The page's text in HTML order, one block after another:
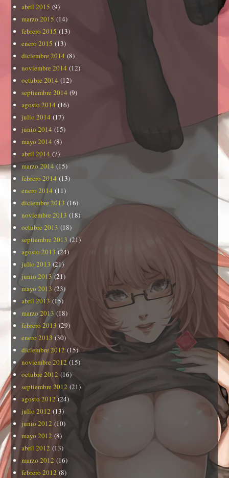
abril 2015 (9)
marzo 2015 (14)
febrero 2015 (13)
enero 2015 (13)
diciembre 2014 (8)
noviembre 2014 (12)
octubre 2014 (12)
septiembre 2014 (9)
agosto 2014 (16)
julio 2014 (17)
junio 2014 (15)
mayo 2014 (8)
abril 2014 (7)
marzo 2014 (15)
febrero 2014 (13)
enero 2014 (11)
diciembre 2013 (16)
noviembre 2013 (18)
octubre 2013 (18)
septiembre 2013 (21)
agosto 2013 (24)
julio 2013 (21)
junio 2013(21)
mayo 2013 (23)
abril 2013 (15)
marzo 2013 (18)
febrero 2013 (29)
enero 2013 (30)
diciembre 2012 (15)
noviembre 2012(15)
octubre 2012 (16)
septiembre 2012 (21)
agosto 2012 (24)
julio 2012 (13)
junio 2012 (10)
mayo 2012 (8)
abril 2012 (13)
marzo 2012 (16)
febrero 2012 (8)